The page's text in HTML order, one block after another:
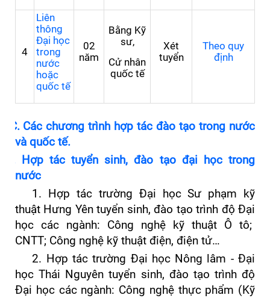
4
Liên
thông
Đại học
trong
nước
hoặc
quốc tế
02
năm
Bằng Kỹ
sư,
Cử nhân
quốc tế
Xét
tuyển
Theo quy
định
C. Các chương trình hợp tác đào tạo trong nước
và quốc tế.
I. Hợp tác tuyển sinh, đào tạo đại học trong
nước
1. Hợp tác trường Đại học Sư phạm kỹ
thuật Hưng Yên tuyển sinh, đào tạo trình độ Đại
học các ngành: Công nghệ kỹ thuật Ô tô;
CNTT; Công nghệ kỹ thuật điện, điện tử…
2. Hợp tác trường Đại học Nông lâm - Đại
học Thái Nguyên tuyển sinh, đào tạo trình độ
Đại học các ngành: Công nghệ thực phẩm (Kỹ